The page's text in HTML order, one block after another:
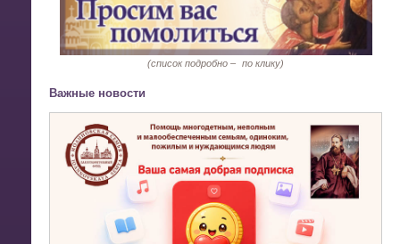
(список подробно – по клику)
Важные новости